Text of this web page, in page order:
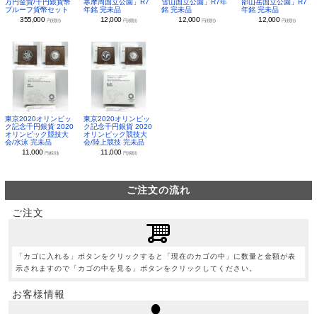
万円金貨/千円銀貨幣
プルーフ貨幣セット
355,000 円(税別)
寒摩周国立公園」R7
年銘 完未品
12,000 円(税別)
雪山国立公園」R7年
銘 完未品
12,000 円(税別)
部山岳国立公園」R7
年銘 完未品
12,000 円(税別)
東京2020オリンピッ
ク記念千円銀貨 2020
オリンピック競技大
会/水泳 完未品
11,000円(税別)
東京2020オリンピッ
ク記念千円銀貨 2020
オリンピック競技大
会/陸上競技 完未品
11,000 円(税別)
ご注文の流れ
ご注文
「カゴに入れる」ボタンをクリックすると「現在のカゴの中」に数量と金額が表
示されますので「カゴの中を見る」ボタンをクリックしてください。
お客様情報